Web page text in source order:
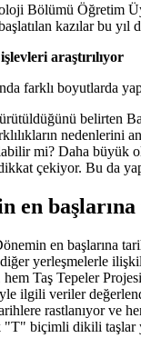
Bölümü Öğretim
kazılar bu yıl
araştırılıyor
farklı boyutlarda
belirten
nedenlerini
mi? Daha büyük
çekiyor. Bu da
en
en başlarına
yerleşmelerle
Taş Tepeler
ilgili veriler
rastlanıyor ve
biçimli dikili taşlar